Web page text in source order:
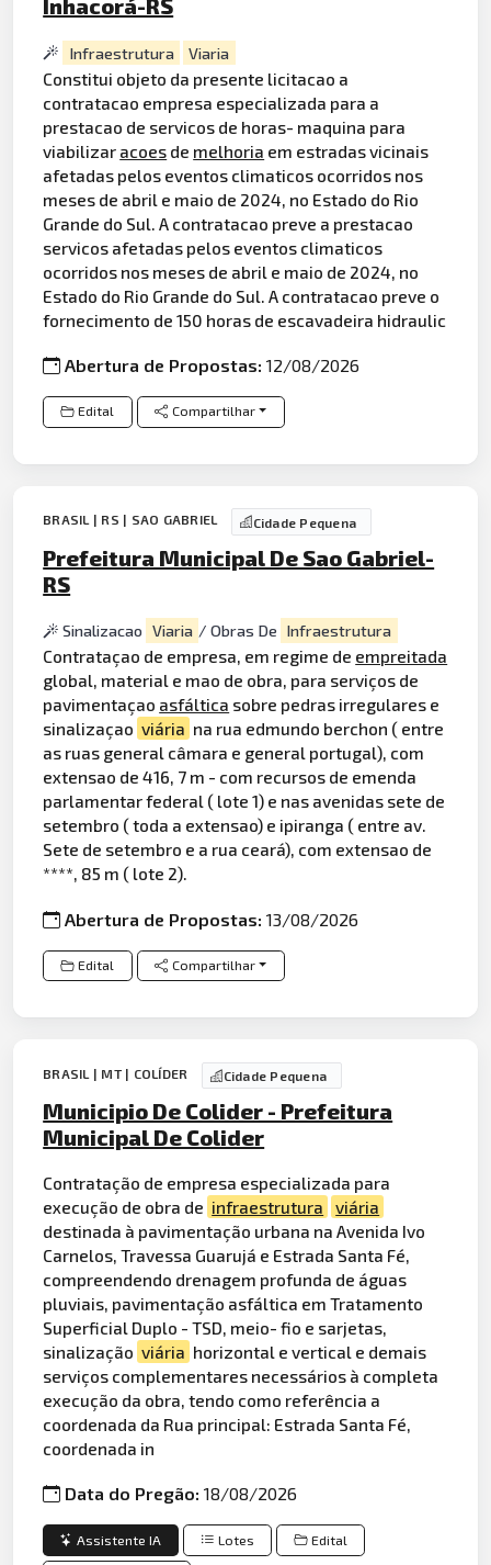
Inhacorá-RS
Infraestrutura Viaria
Constitui objeto da presente licitacao a
contratacao empresa especializada para a
prestacao de servicos de horas- maquina para
viabilizar acoes de melhoria em estradas vicinais
afetadas pelos eventos climaticos ocorridos nos
meses de abril e maio de 2024, no Estado do Rio
Grande do Sul. A contratacao preve a prestacao
servicos afetadas pelos eventos climaticos
ocorridos nos meses de abril e maio de 2024, no
Estado do Rio Grande do Sul. A contratacao preve o
fornecimento de 150 horas de escavadeira hidraulic
Abertura de Propostas:12/08/2026
Edital Compartilhar
BRASIL | RS | SAO GABRIEL Cidade Pequena
Prefeitura Municipal De Sao Gabriel-
RS
Sinalizacao Viaria / Obras De Infraestrutura
Contrataçao de empresa, em regime de empreitada
global, material e mao de obra, para serviços de
pavimentaçao asfáltica sobre pedras irregulares e
sinalizaçao viária na rua edmundo berchon ( entre
as ruas general câmara e general portugal), com
extensao de 416, 7 m - com recursos de emenda
parlamentar federal ( lote 1) e nas avenidas sete de
setembro ( toda a extensao) e ipiranga ( entre av.
Sete de setembro e a rua ceará), com extensao de
****, 85 m ( lote 2).
Abertura de Propostas:13/08/2026
Edital Compartilhar
BRASIL | MT | COLÍDER Cidade Pequena
Municipio De Colider - Prefeitura
Municipal De Colider
Contratação de empresa especializada para
execução de obra de infraestrutura
viária
destinada à pavimentação urbana na Avenida Ivo
Carnelos, Travessa Guarujá e Estrada Santa Fé,
compreendendo drenagem profunda de águas
pluviais, pavimentação asfáltica em Tratamento
Superficial Duplo - TSD, meio- fio e sarjetas,
sinalização viária horizontal e vertical e demais
serviços complementares necessários à completa
execução da obra, tendo como referência a
coordenada da Rua principal: Estrada Santa Fé,
coordenada in
Data do Pregão:18/08/2026
Assistente IA Lotes Edital